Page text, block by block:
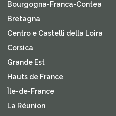
Bourgogna-Franca-Contea
Bretagna
Centro e Castelli della Loira
Corsica
Grande Est
Hauts de France
Île-de-France
La Réunion